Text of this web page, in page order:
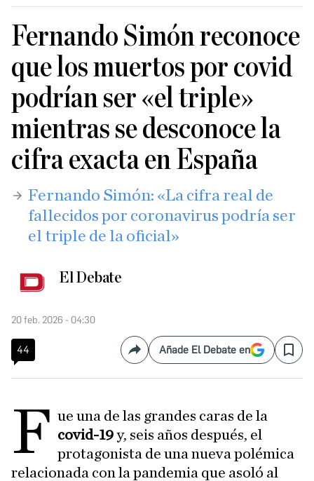
Fernando Simón reconoce
que los muertos por covid
podrían ser «el triple»
mientras se desconoce la
cifra exacta en España
Fernando Simón: «La cifra real de
fallecidos por coronavirus podría ser
el triple de la oficial»
El Debate
20 feb. 2026 - 04:30
44 CompartirAñade El Debate en Save
F ue una de las grandes caras de la
covid-19y, seis años después, el
protagonista de una nueva polémica
relacionada con la pandemia que asoló al